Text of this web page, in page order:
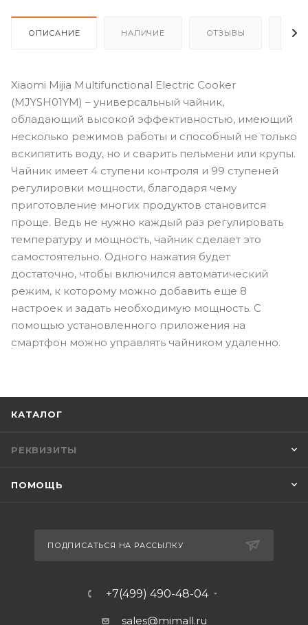
ОПИСАНИЕ НАЛИЧИЕ ОТЗЫВЫ
Xiaomi Mijia Multifunctional Electric Cooker
(MJYSH01YM) – универсальный чайник,
обладающий высокой эффективностью, имеющий
несколько режимов работы и способный не только
вскипятить воду, но и сварить пельмени или крупы.
Чайник имеет 4 ступени контроля и 99 ступеней
регулировки мощности, благодаря чему
приготовление многих продуктов становится
проще. Ведь не нужно каждый раз регулировать
температуру и мощность, чайник сделает это
самостоятельно. Одного нажатия будет
достаточно, чтобы включился автоматический
режим, к которому можно добавить еще 8
настроек и задать необходимую мощность. С
помощью установленного приложения на
смартфон можно управлять чайником удаленно.
КАТАЛОГ
РЕКВИЗИТЫ
ПОМОЩЬ
ПОДПИСАТЬСЯ НА РАССЫЛКУ
+7(499) 490-48-04
sales@mimall.ru